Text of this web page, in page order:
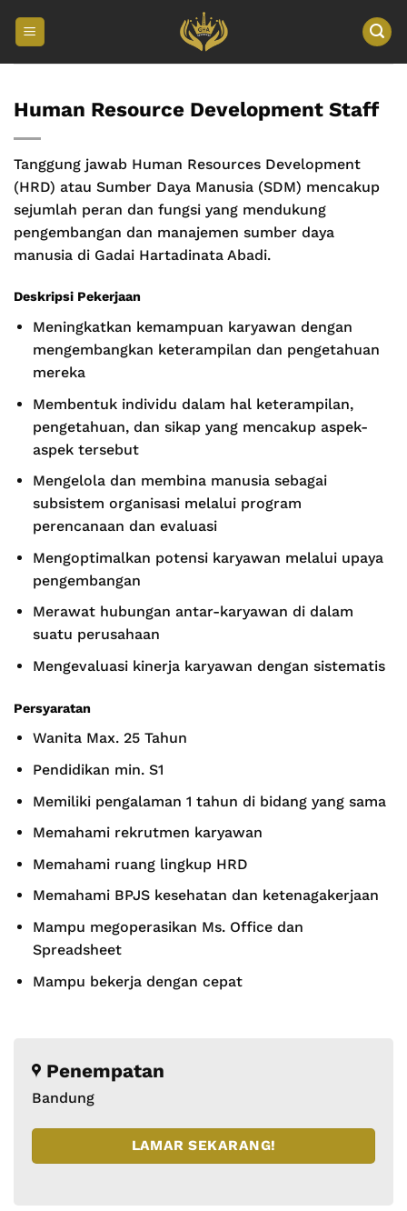
Human Resource Development Staff
Tanggung jawab Human Resources Development
(HRD) atau Sumber Daya Manusia (SDM) mencakup
sejumlah peran dan fungsi yang mendukung
pengembangan dan manajemen sumber daya
manusia di Gadai Hartadinata Abadi.
Deskripsi Pekerjaan
Meningkatkan kemampuan karyawan dengan
mengembangkan keterampilan dan pengetahuan
mereka
Membentuk individu dalam hal keterampilan,
pengetahuan, dan sikap yang mencakup aspek-
aspek tersebut
Mengelola dan membina manusia sebagai
subsistem organisasi melalui program
perencanaan dan evaluasi
Mengoptimalkan potensi karyawan melalui upaya
pengembangan
Merawat hubungan antar-karyawan di dalam
suatu perusahaan
Mengevaluasi kinerja karyawan dengan sistematis
Persyaratan
Wanita Max. 25 Tahun
Pendidikan min. S1
Memiliki pengalaman 1 tahun di bidang yang sama
Memahami rekrutmen karyawan
Memahami ruang lingkup HRD
Memahami BPJS kesehatan dan ketenagakerjaan
Mampu megoperasikan Ms. Office dan
Spreadsheet
Mampu bekerja dengan cepat
Penempatan
Bandung
LAMAR SEKARANG!